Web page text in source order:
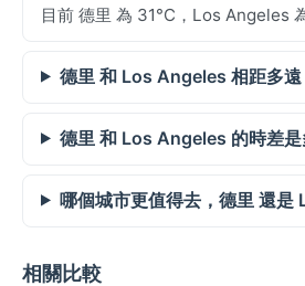
目前 德里 為 31°C，Los Angeles
德里 和 Los Angeles 相距多遠
德里 和 Los Angeles 的時差是
哪個城市更值得去，德里 還是
相關比較